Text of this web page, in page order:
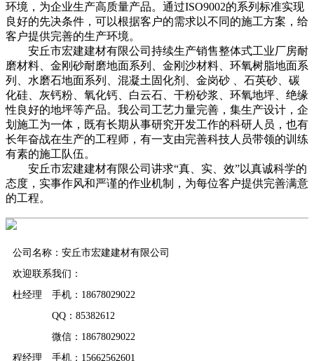
环境，为企业生产高质量产品。通过ISO9002的系列标准实现
良好的先决条件，可以根据客户的需求以不同的施工方案，给
客户提供完善的生产环境。
安丘市宏建建材有限公司持续生产销售整体式工业厂房耐
磨材料、金刚砂耐磨地面系列、金刚沙材料、环氧树脂地面系
列、水磨石地面系列、混凝土固化剂、金岗砂 、石英砂、碳
化硅、灰钙粉、氧化钙、白云石、干粉砂浆、环氧地坪、绝缘
性良好的地坪等产品。我公司工艺力量完善，集生产设计，企
划施工为一体，既有长期从事研究开发工作的科研人员，也有
长年奋战在生产的工程师，有一支由完善科技人员带领的训练
有素的施工队伍。
安丘市宏建建材有限公司讲求“真、实、效”以真诚科学的
态度，实事作风和严谨的作业机制，为每位客户提供完善满意
的工程。
公司名称：安丘市宏建建材有限公司
欢迎联系我们：
杜经理 手机：18678029022
QQ：85382612
微信：18678029022
程经理 手机：15662562601